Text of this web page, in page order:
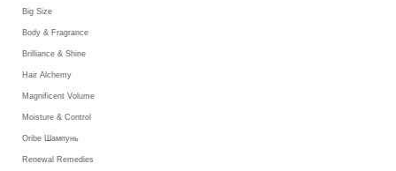
Big Size
Body & Fragrance
Brilliance & Shine
Hair Alchemy
Magnificent Volume
Moisture & Control
Oribe Шампунь
Renewal Remedies